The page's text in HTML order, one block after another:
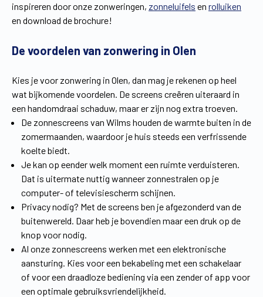
Vind een verdeler Offerte op maat
Gratis brochure
NL
inspireren door onze zonweringen, zonneluifels en rolluiken
en download de brochure!
De voordelen van zonwering in Olen
Kies je voor zonwering in Olen, dan mag je rekenen op heel
wat bijkomende voordelen. De screens creëren uiteraard in
een handomdraai schaduw, maar er zijn nog extra troeven.
De zonnescreens van Wilms houden de warmte buiten in de
zomermaanden, waardoor je huis steeds een verfrissende
koelte biedt.
Je kan op eender welk moment een ruimte verduisteren.
Dat is uitermate nuttig wanneer zonnestralen op je
computer- of televisiescherm schijnen.
Privacy nodig? Met de screens ben je afgezonderd van de
buitenwereld. Daar heb je bovendien maar een druk op de
knop voor nodig.
Al onze zonnescreens werken met een elektronische
aansturing. Kies voor een bekabeling met een schakelaar
of voor een draadloze bediening via een zender of app voor
een optimale gebruiksvriendelijkheid.